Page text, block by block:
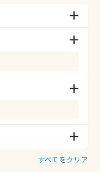
すべてをクリア